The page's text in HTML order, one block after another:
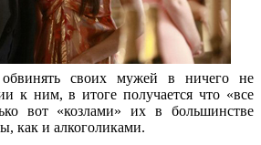
своих мужей в ничего не
к ним, в итоге получается что «все
вот «козлами» их в большинстве
как и алкоголиками.